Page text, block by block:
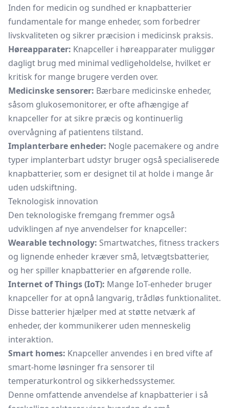
Inden for medicin og sundhed er knapbatterier
fundamentale for mange enheder, som forbedrer
livskvaliteten og sikrer præcision i medicinsk praksis.
Høreapparater: Knapceller i høreapparater muliggør
dagligt brug med minimal vedligeholdelse, hvilket er
kritisk for mange brugere verden over.
Medicinske sensorer: Bærbare medicinske enheder,
såsom glukosemonitorer, er ofte afhængige af
knapceller for at sikre præcis og kontinuerlig
overvågning af patientens tilstand.
Implanterbare enheder: Nogle pacemakere og andre
typer implanterbart udstyr bruger også specialiserede
knapbatterier, som er designet til at holde i mange år
uden udskiftning.
Teknologisk innovation
Den teknologiske fremgang fremmer også
udviklingen af nye anvendelser for knapceller:
Wearable technology: Smartwatches, fitness trackers
og lignende enheder kræver små, letvægtsbatterier,
og her spiller knapbatterier en afgørende rolle.
Internet of Things (IoT): Mange IoT-enheder bruger
knapceller for at opnå langvarig, trådløs funktionalitet.
Disse batterier hjælper med at støtte netværk af
enheder, der kommunikerer uden menneskelig
interaktion.
Smart homes: Knapceller anvendes i en bred vifte af
smart-home løsninger fra sensorer til
temperaturkontrol og sikkerhedssystemer.
Denne omfattende anvendelse af knapbatterier i så